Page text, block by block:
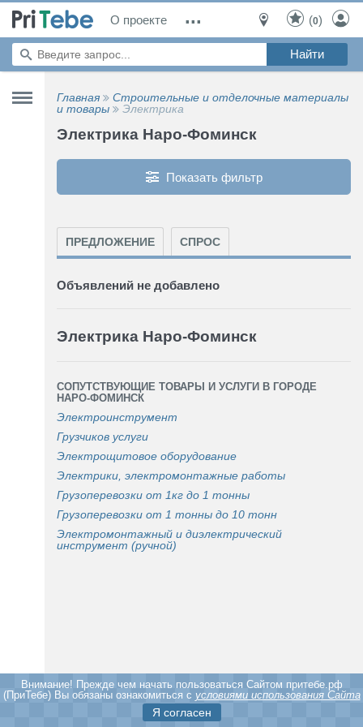
О проекте ... (0)
Главная
Строительные и отделочные материалы
и товары
Электрика
Электрика Наро-Фоминск
Показать фильтр
ПРЕДЛОЖЕНИЕ СПРОС
Объявлений не добавлено
Электрика Наро-Фоминск
СОПУТСТВУЮЩИЕ ТОВАРЫ И УСЛУГИ В ГОРОДЕ
НАРО-ФОМИНСК
Электроинструмент
Грузчиков услуги
Электрощитовое оборудование
Электрики, электромонтажные работы
Грузоперевозки от 1кг до 1 тонны
Грузоперевозки от 1 тонны до 10 тонн
Электромонтажный и диэлектрический
инструмент (ручной)
Внимание! Прежде чем начать пользоваться Cайтом притебе.рф
(ПриТебе) Вы обязаны ознакомиться с условиями использования Сайта
Я согласен